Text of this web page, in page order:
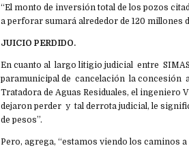
“El monto de inversión total de los pozos
a perforar sumará alrededor de 120 millones
JUICIO PERDIDO.
En cuanto al largo litigio judicial entre
paramunicipal de cancelación la concesión
Tratadora de Aguas Residuales, el ingeniero
dejaron perder y tal derrota judicial, le
de pesos”.
Pero, agrega, “estamos viendo los caminos